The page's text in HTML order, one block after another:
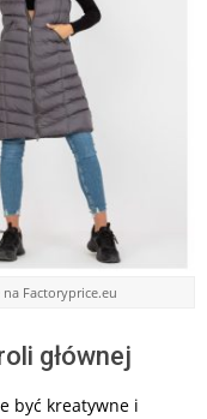
Factoryprice.eu
głównej
być kreatywne i